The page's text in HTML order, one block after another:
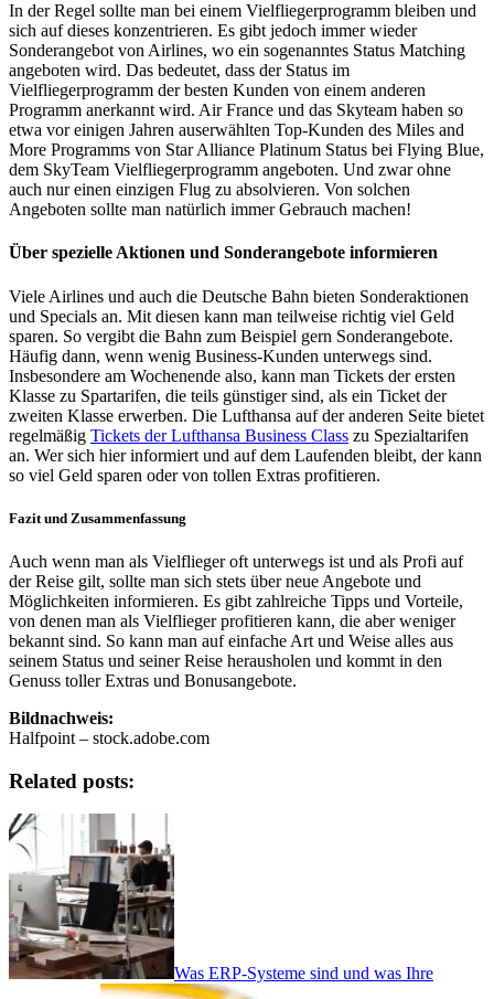
In der Regel sollte man bei einem Vielfliegerprogramm bleiben und
sich auf dieses konzentrieren. Es gibt jedoch immer wieder
Sonderangebot von Airlines, wo ein sogenanntes Status Matching
angeboten wird. Das bedeutet, dass der Status im
Vielfliegerprogramm der besten Kunden von einem anderen
Programm anerkannt wird. Air France und das Skyteam haben so
etwa vor einigen Jahren auserwählten Top-Kunden des Miles and
More Programms von Star Alliance Platinum Status bei Flying Blue,
dem SkyTeam Vielfliegerprogramm angeboten. Und zwar ohne
auch nur einen einzigen Flug zu absolvieren. Von solchen
Angeboten sollte man natürlich immer Gebrauch machen!
Über spezielle Aktionen und Sonderangebote informieren
Viele Airlines und auch die Deutsche Bahn bieten Sonderaktionen
und Specials an. Mit diesen kann man teilweise richtig viel Geld
sparen. So vergibt die Bahn zum Beispiel gern Sonderangebote.
Häufig dann, wenn wenig Business-Kunden unterwegs sind.
Insbesondere am Wochenende also, kann man Tickets der ersten
Klasse zu Spartarifen, die teils günstiger sind, als ein Ticket der
zweiten Klasse erwerben. Die Lufthansa auf der anderen Seite bietet
regelmäßig Tickets der Lufthansa Business Class zu Spezialtarifen
an. Wer sich hier informiert und auf dem Laufenden bleibt, der kann
so viel Geld sparen oder von tollen Extras profitieren.
Fazit und Zusammenfassung
Auch wenn man als Vielflieger oft unterwegs ist und als Profi auf
der Reise gilt, sollte man sich stets über neue Angebote und
Möglichkeiten informieren. Es gibt zahlreiche Tipps und Vorteile,
von denen man als Vielflieger profitieren kann, die aber weniger
bekannt sind. So kann man auf einfache Art und Weise alles aus
seinem Status und seiner Reise herausholen und kommt in den
Genuss toller Extras und Bonusangebote.
Bildnachweis:
Halfpoint – stock.adobe.com
Related posts:
Was ERP-Systeme sind und was Ihre